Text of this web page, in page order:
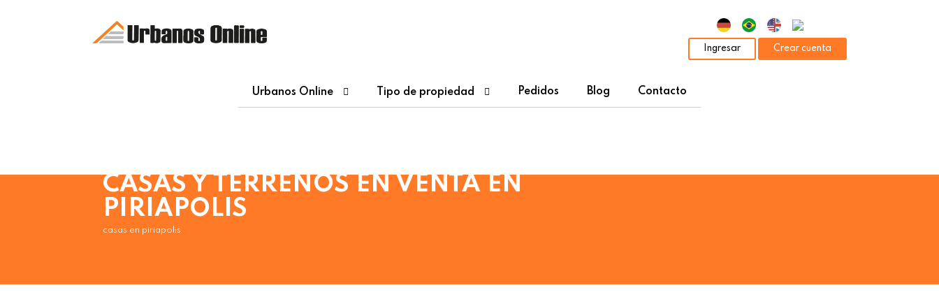
Ingresar Crear cuenta
Urbanos Online Tipo de propiedad Pedidos Blog Contacto
CASAS Y TERRENOS EN VENTA EN
PIRIAPOLIS
casas en piriapolis